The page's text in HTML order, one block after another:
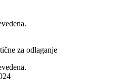
za odlaganje